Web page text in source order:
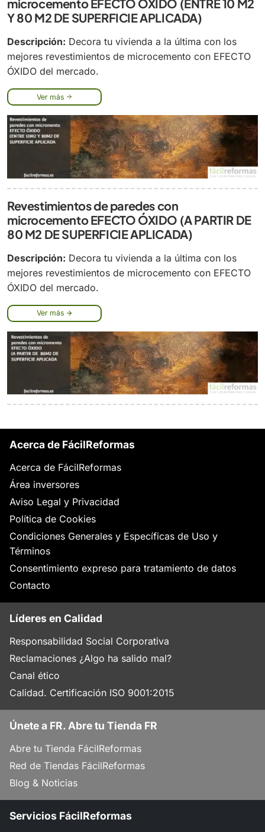
microcemento EFECTO ÓXIDO (ENTRE 10 M2
Y 80 M2 DE SUPERFICIE APLICADA)
Descripción: Decora tu vivienda a la última con los
mejores revestimientos de microcemento con EFECTO
ÓXIDO del mercado.
Ver más
Revestimientos de paredes con
microcemento EFECTO ÓXIDO (A PARTIR DE
80 M2 DE SUPERFICIE APLICADA)
Descripción: Decora tu vivienda a la última con los
mejores revestimientos de microcemento con EFECTO
ÓXIDO del mercado.
Ver más
Acerca de FácilReformas
Acerca de FácilReformas
Área inversores
Aviso Legal y Privacidad
Política de Cookies
Condiciones Generales y Específicas de Uso y
Términos
Consentimiento expreso para tratamiento de datos
Contacto
Líderes en Calidad
Responsabilidad Social Corporativa
Reclamaciones ¿Algo ha salido mal?
Canal ético
Calidad. Certificación ISO 9001:2015
Únete a FR. Abre tu Tienda FR
Abre tu Tienda FácilReformas
Red de Tiendas FácilReformas
Blog & Noticias
Servicios FácilReformas